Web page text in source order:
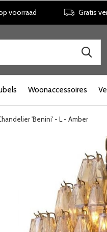
Woonaccessoires
voorraad Gratis
'Benini' - L - Amber